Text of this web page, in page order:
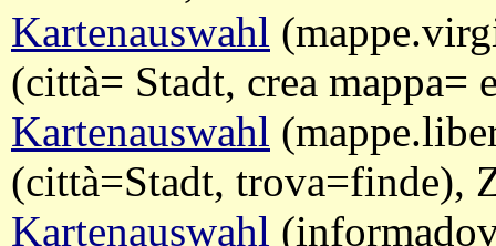
Kartenauswahl
(città= Stadt, crea mappa=
Kartenauswahl
(città=Stadt, trova=finde),
Kartenauswahl